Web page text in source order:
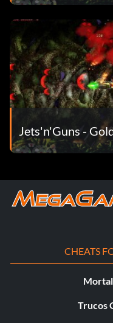
Jets'n'Guns -
CHEATS
Trucos